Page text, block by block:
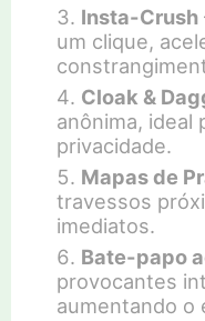
Insta-Crush
um clique,
Cloak &
anônima, ideal
privacidade.
Mapas de
travessos
imediatos.
Bate-papo
provocantes
aumentando o